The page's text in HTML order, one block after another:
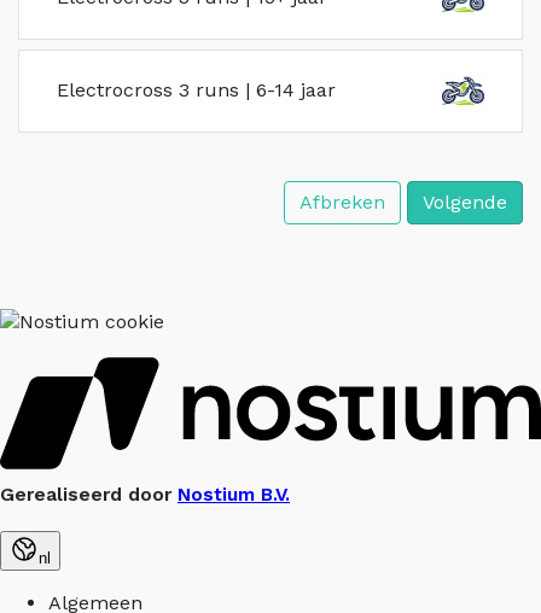
Electrocross 3 runs | 6-14 jaar
Afbreken Volgende